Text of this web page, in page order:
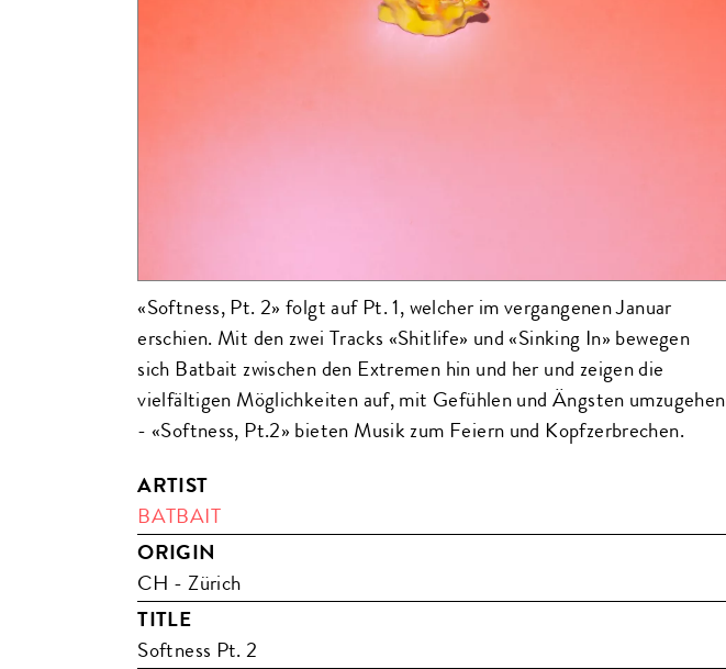
«Softness, Pt. 2» folgt auf Pt. 1, welcher im vergangenen Januar
erschien. Mit den zwei Tracks «Shitlife» und «Sinking In» bewegen
sich Batbait zwischen den Extremen hin und her und zeigen die
vielfältigen Möglichkeiten auf, mit Gefühlen und Ängsten umzugehen
- «Softness, Pt.2» bieten Musik zum Feiern und Kopfzerbrechen.
ARTIST
BATBAIT
ORIGIN
CH - Zürich
TITLE
Softness Pt. 2